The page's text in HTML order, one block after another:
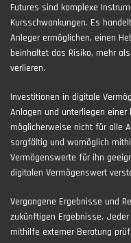
Futures sind komplexe
Kursschwankungen. Es
Anleger ermöglichen, einen
beinhaltet das Risiko, mehr
verlieren.
Investitionen in digitale
Anlagen und unterliegen
möglicherweise nicht für alle
sorgfältig und womöglich
Vermögenswerte für ihn
digitalen Vermögenswert
Vergangene Ergebnisse und
zukünftigen Ergebnisse.
mithilfe externer Beratung